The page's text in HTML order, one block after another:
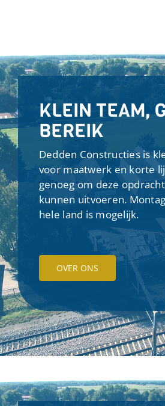
KLEIN TEAM,
BEREIK
Dedden Constructies is
voor maatwerk en korte
genoeg om deze
kunnen uitvoeren.
hele land is mogelijk.
OVER ONS